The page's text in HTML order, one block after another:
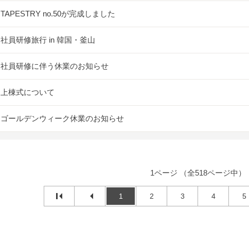
TAPESTRY no.50が完成しました
社員研修旅行 in 韓国・釜山
社員研修に伴う休業のお知らせ
上棟式について
ゴールデンウィーク休業のお知らせ
1ページ （全518ページ中）
1 2 3 4 5